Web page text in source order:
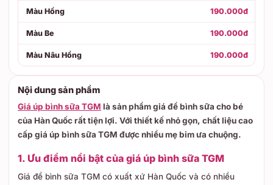
Màu Hồng 190.000đ
Màu Be 190.000đ
Màu Nâu Hồng 190.000đ
Nội dung sản phẩm
Giá úp bình sữa TGM là sản phẩm giá để bình sữa cho bé
của Hàn Quốc rất tiện lợi. Với thiết kế nhỏ gọn, chất liệu cao
cấp giá úp bình sữa TGM được nhiều mẹ bỉm ưa chuộng.
1. Ưu điểm nổi bật của giá úp bình sữa TGM
Giá để bình sữa TGM có xuất xứ Hàn Quốc và có nhiều